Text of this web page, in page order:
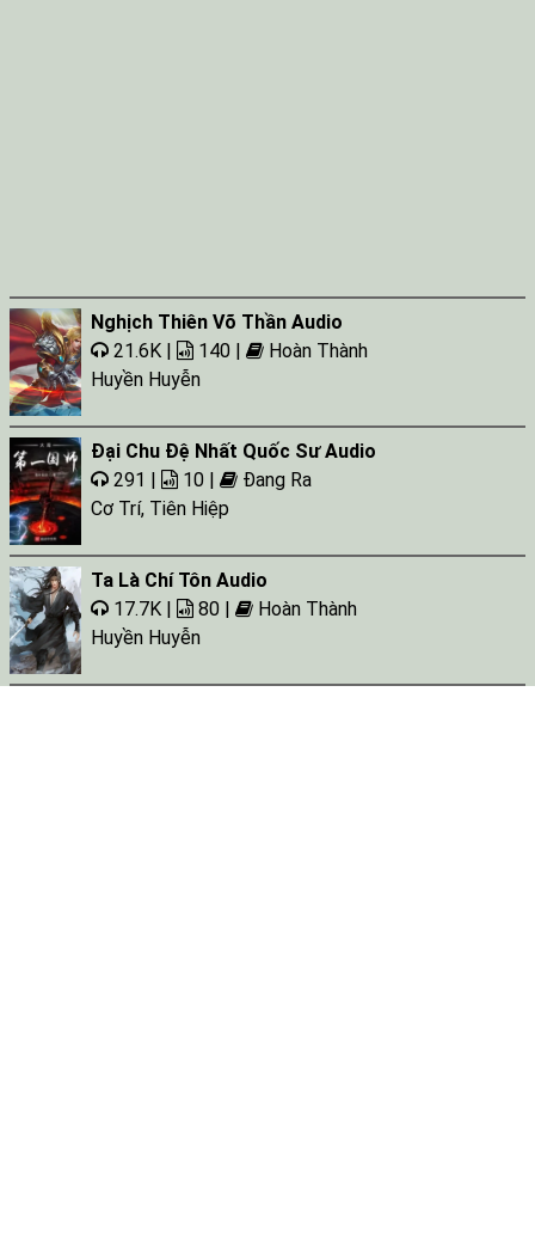
Nghịch Thiên Võ Thần Audio
21.6K |
140 |
Hoàn Thành
Huyền Huyễn
Đại Chu Đệ Nhất Quốc Sư Audio
291 |
10 |
Đang Ra
Cơ Trí, Tiên Hiệp
Ta Là Chí Tôn Audio
17.7K |
80 |
Hoàn Thành
Huyền Huyễn